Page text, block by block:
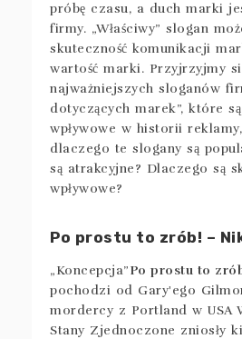
próbę czasu, a duch marki
firmy. „Właściwy” slogan
skuteczność komunikacji
wartość marki. Przyjrzyjmy
najważniejszych sloganów
dotyczących marek”, które
wpływowe w historii
dlaczego te slogany są
są atrakcyjne? Dlaczego są
wpływowe?
Po prostu to zrób! –
„Koncepcja”Po prostu to
pochodzi od Gary'ego
mordercy z Portland w USA
Stany Zjednoczone zniosły